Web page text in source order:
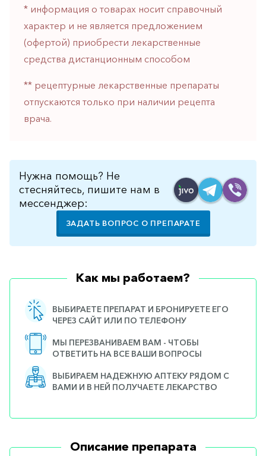
горло-
Хирургия
Щитовидная
* информация о товарах носит справочный
характер и не является предложением
(офертой) приобрести лекарственные
средства дистанционным способом
** рецептурные лекарственные препараты
отпускаются только при наличии рецепта
врача.
Нужна помощь? Не
стесняйтесь, пишите нам в
мессенджер:
ЗАДАТЬ ВОПРОС О ПРЕПАРАТЕ
Как мы работаем?
ВЫБИРАЕТЕ ПРЕПАРАТ И БРОНИРУЕТЕ ЕГО
ЧЕРЕЗ САЙТ ИЛИ ПО ТЕЛЕФОНУ
МЫ ПЕРЕЗВАНИВАЕМ ВАМ - ЧТОБЫ
ОТВЕТИТЬ НА ВСЕ ВАШИ ВОПРОСЫ
ВЫБИРАЕМ НАДЕЖНУЮ АПТЕКУ РЯДОМ С
ВАМИ И В НЕЙ ПОЛУЧАЕТЕ ЛЕКАРСТВО
Описание препарата